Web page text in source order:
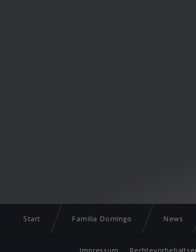
Start Familia Domingo News